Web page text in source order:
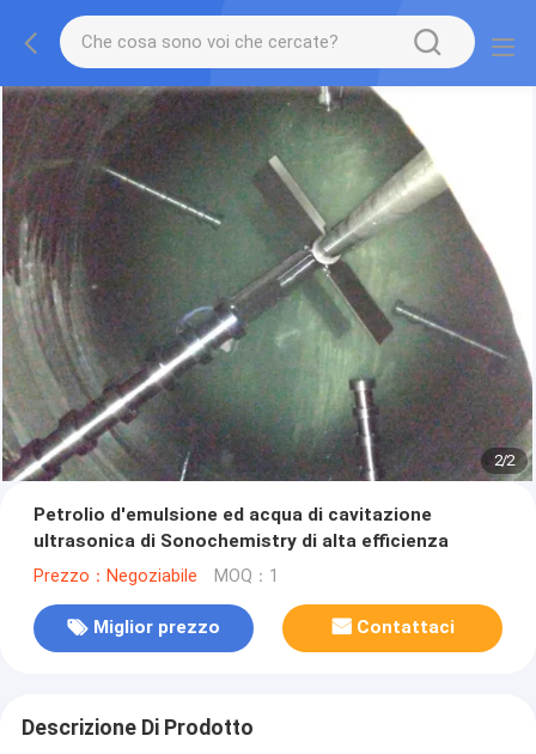
2/2
Petrolio d'emulsione ed acqua di cavitazione
ultrasonica di Sonochemistry di alta efficienza
Prezzo：Negoziabile MOQ：1
Miglior prezzo Contattaci
Descrizione Di Prodotto